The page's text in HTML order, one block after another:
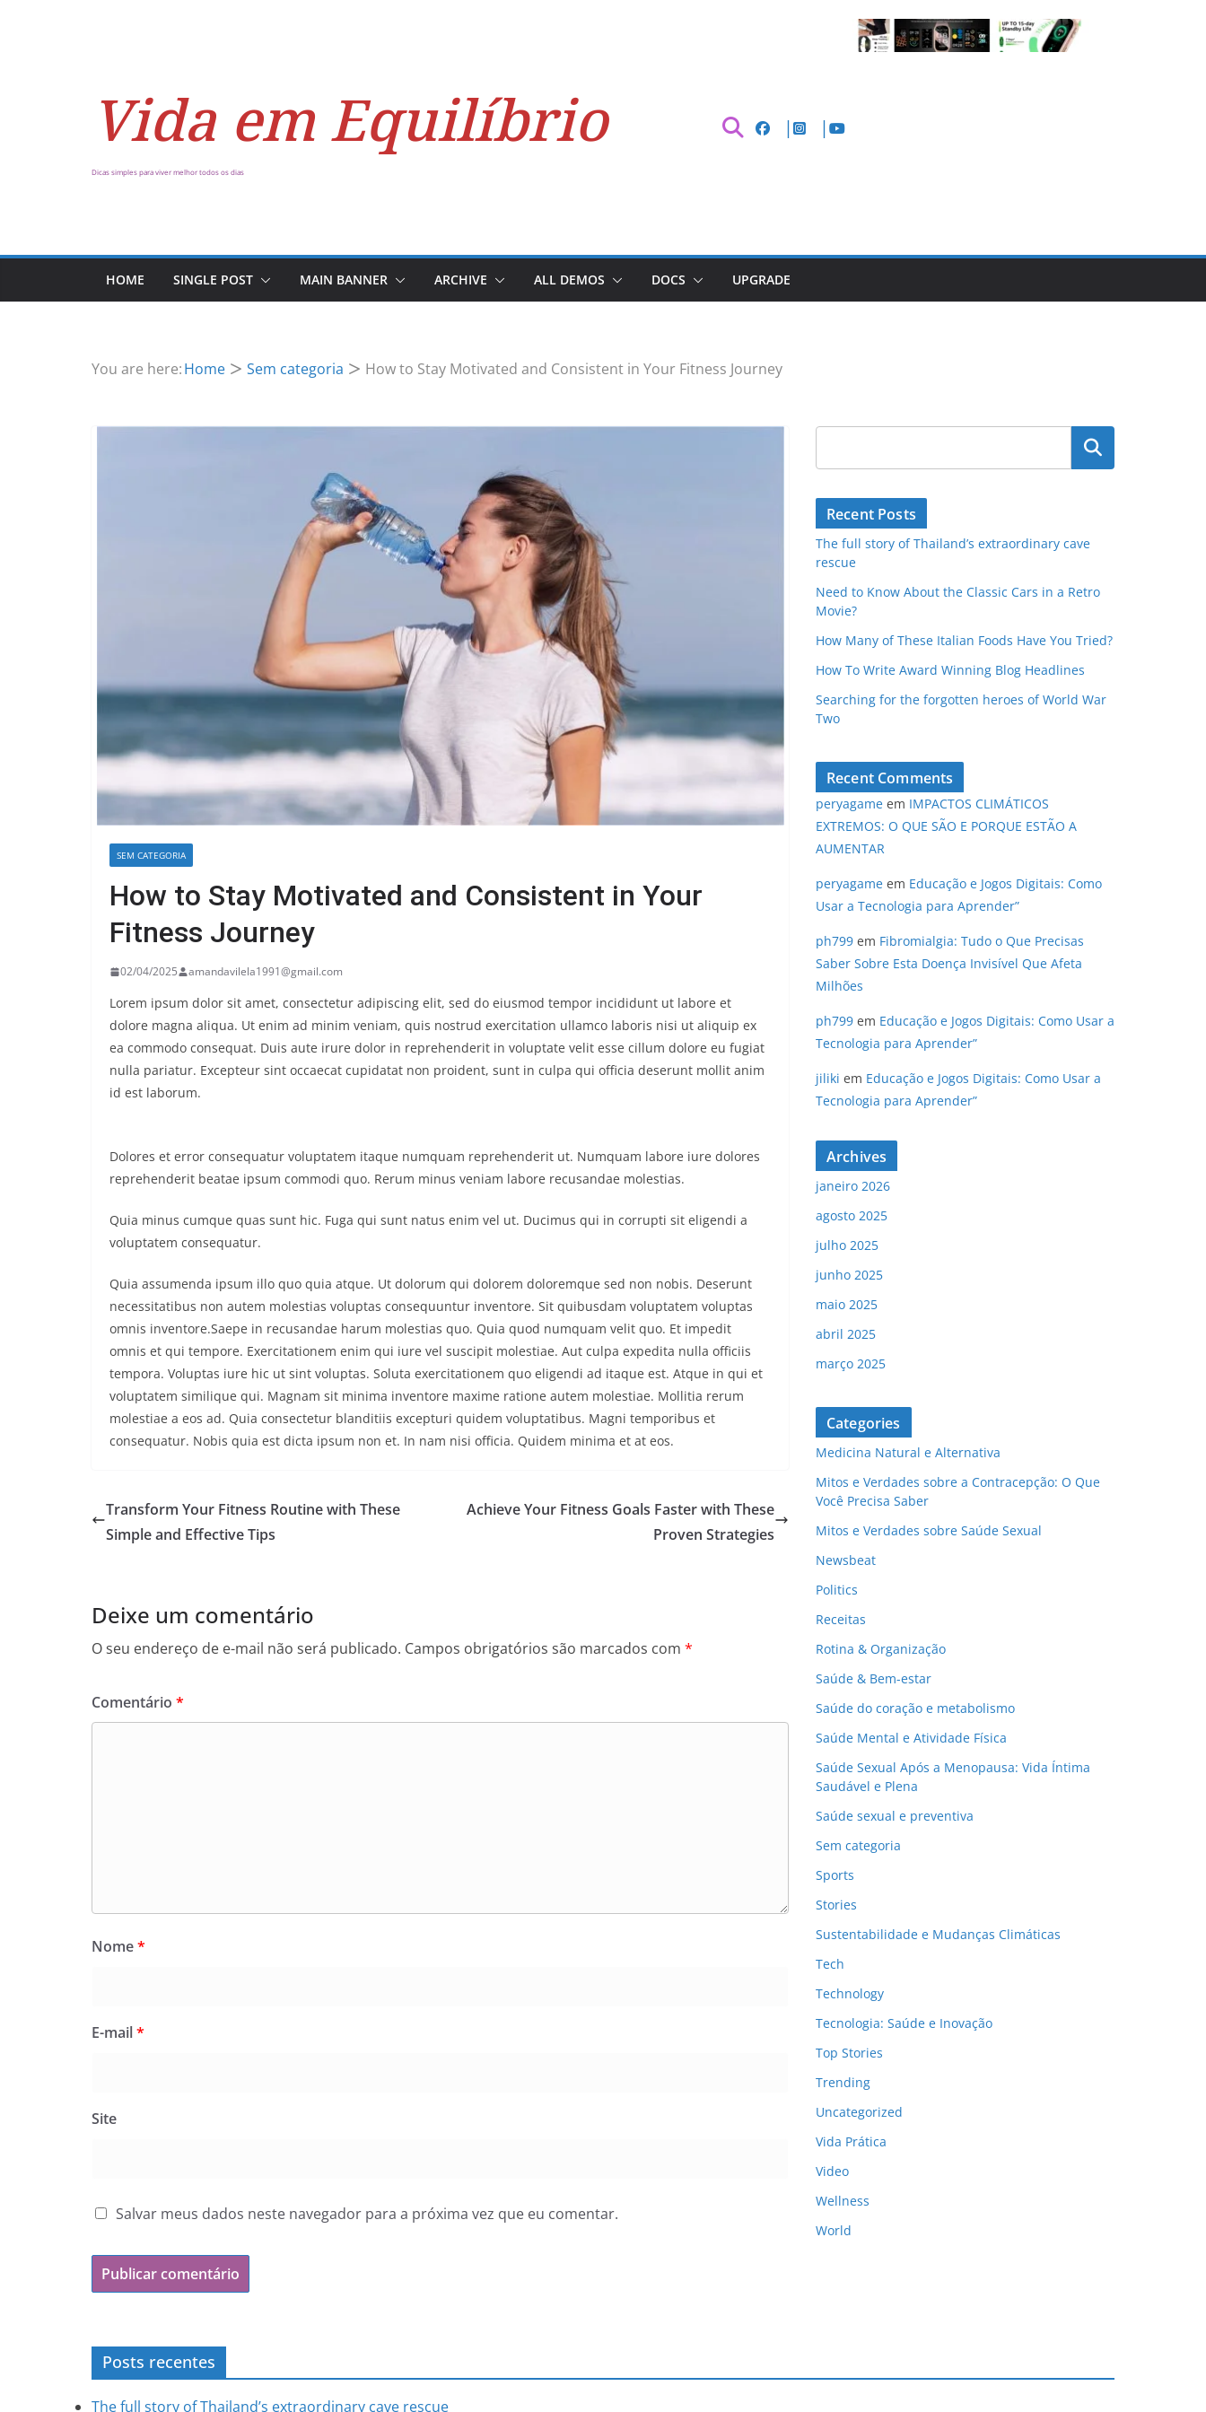
Vida em Equilíbrio
Dicas simples para viver melhor todos os dias
HOME SINGLE POST MAIN BANNER ARCHIVE ALL DEMOS DOCS UPGRADE
You are here:Home Sem categoria How to Stay Motivated and Consistent in Your Fitness Journey
SEM CATEGORIA
How to Stay Motivated and Consistent in Your
Fitness Journey
02/04/2025 amandavilela1991@gmail.com
Lorem ipsum dolor sit amet, consectetur adipiscing elit, sed do eiusmod tempor incididunt ut labore et
dolore magna aliqua. Ut enim ad minim veniam, quis nostrud exercitation ullamco laboris nisi ut aliquip ex
ea commodo consequat. Duis aute irure dolor in reprehenderit in voluptate velit esse cillum dolore eu fugiat
nulla pariatur. Excepteur sint occaecat cupidatat non proident, sunt in culpa qui officia deserunt mollit anim
id est laborum.
Dolores et error consequatur voluptatem itaque numquam reprehenderit ut. Numquam labore iure dolores
reprehenderit beatae ipsum commodi quo. Rerum minus veniam labore recusandae molestias.
Quia minus cumque quas sunt hic. Fuga qui sunt natus enim vel ut. Ducimus qui in corrupti sit eligendi a
voluptatem consequatur.
Quia assumenda ipsum illo quo quia atque. Ut dolorum qui dolorem doloremque sed non nobis. Deserunt
necessitatibus non autem molestias voluptas consequuntur inventore. Sit quibusdam voluptatem voluptas
omnis inventore.Saepe in recusandae harum molestias quo. Quia quod numquam velit quo. Et impedit
omnis et qui tempore. Exercitationem enim qui iure vel suscipit molestiae. Aut culpa expedita nulla officiis
tempora. Voluptas iure hic ut sint voluptas. Soluta exercitationem quo eligendi ad itaque est. Atque in qui et
voluptatem similique qui. Magnam sit minima inventore maxime ratione autem molestiae. Mollitia rerum
molestiae a eos ad. Quia consectetur blanditiis excepturi quidem voluptatibus. Magni temporibus et
consequatur. Nobis quia est dicta ipsum non et. In nam nisi officia. Quidem minima et at eos.
Transform Your Fitness Routine with These
Simple and Effective Tips
Achieve Your Fitness Goals Faster with These
Proven Strategies
Deixe um comentário
O seu endereço de e-mail não será publicado. Campos obrigatórios são marcados com *
Comentário *
Nome*
E-mail*
Site
Salvar meus dados neste navegador para a próxima vez que eu comentar.
Pesquisar
Recent Posts
The full story of Thailand’s extraordinary cave
rescue
Need to Know About the Classic Cars in a Retro
Movie?
How Many of These Italian Foods Have You Tried?
How To Write Award Winning Blog Headlines
Searching for the forgotten heroes of World War
Two
Recent Comments
peryagame em IMPACTOS CLIMÁTICOS
EXTREMOS: O QUE SÃO E PORQUE ESTÃO A
AUMENTAR
peryagame em Educação e Jogos Digitais: Como
Usar a Tecnologia para Aprender”
ph799 em Fibromialgia: Tudo o Que Precisas
Saber Sobre Esta Doença Invisível Que Afeta
Milhões
ph799 em Educação e Jogos Digitais: Como Usar a
Tecnologia para Aprender”
jiliki em Educação e Jogos Digitais: Como Usar a
Tecnologia para Aprender”
Archives
janeiro 2026
agosto 2025
julho 2025
junho 2025
maio 2025
abril 2025
março 2025
Categories
Medicina Natural e Alternativa
Mitos e Verdades sobre a Contracepção: O Que
Você Precisa Saber
Mitos e Verdades sobre Saúde Sexual
Newsbeat
Politics
Receitas
Rotina & Organização
Saúde & Bem-estar
Saúde do coração e metabolismo
Saúde Mental e Atividade Física
Saúde Sexual Após a Menopausa: Vida Íntima
Saudável e Plena
Saúde sexual e preventiva
Sem categoria
Sports
Stories
Sustentabilidade e Mudanças Climáticas
Tech
Technology
Tecnologia: Saúde e Inovação
Top Stories
Trending
Uncategorized
Vida Prática
Video
Wellness
World
Posts recentes
The full story of Thailand’s extraordinary cave rescue